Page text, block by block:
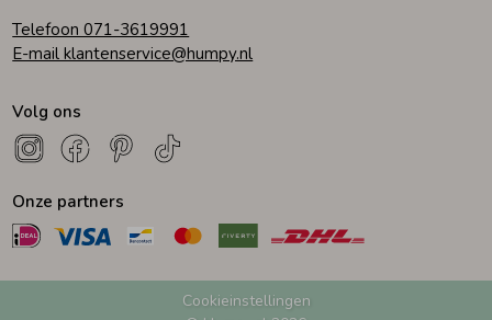
Beenmode
Telefoon 071-3619991
E-mail klantenservice@humpy.nl
Volg ons
Onze partners
Cookieinstellingen